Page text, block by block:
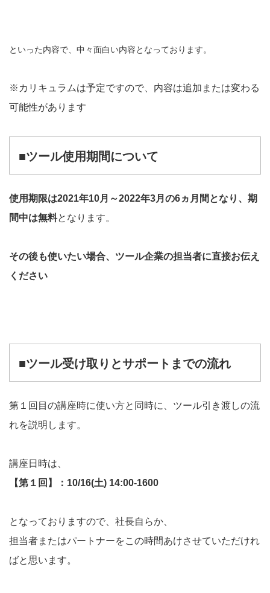
といった内容で、中々面白い内容となっております。
※カリキュラムは予定ですので、内容は追加または変わる
可能性があります
■ツール使用期間について
使用期限は2021年10月～2022年3月の6ヵ月間となり、期
間中は無料となります。
その後も使いたい場合、ツール企業の担当者に直接お伝え
ください
■ツール受け取りとサポートまでの流れ
第１回目の講座時に使い方と同時に、ツール引き渡しの流
れを説明します。
講座日時は、
【第１回】：10/16(土) 14:00-1600
となっておりますので、社長自らか、
担当者またはパートナーをこの時間あけさせていただけれ
ばと思います。